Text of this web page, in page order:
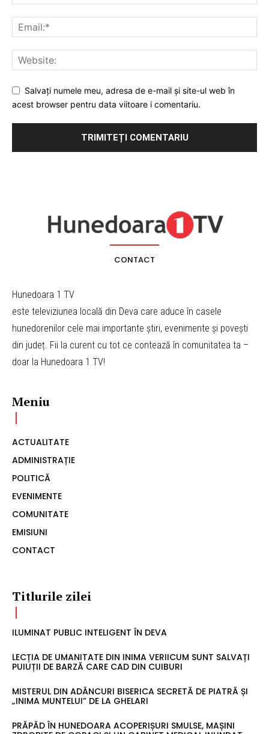
Salvați numele meu, adresa de e-mail și site-ul web în
acest browser pentru data viitoare i comentariu.
CONTACT
Hunedoara 1 TV
este televiziunea locală din Deva care aduce în casele
hunedorenilor cele mai importante știri, evenimente și povești
din județ. Fii la curent cu tot ce contează în comunitatea ta –
doar la Hunedoara 1 TV!
Meniu
ACTUALITATE
ADMINISTRAȚIE
POLITICĂ
EVENIMENTE
COMUNITATE
EMISIUNI
CONTACT
Titlurile zilei
ILUMINAT PUBLIC INTELIGENT ÎN DEVA
LECȚIA DE UMANITATE DIN INIMA VERIICUM SUNT SALVAȚI
PUIUȚII DE BARZĂ CARE CAD DIN CUIBURI
MISTERUL DIN ADÂNCURI BISERICA SECRETĂ DE PIATRĂ ȘI
„INIMA MUNTELUI” DE LA GHELARI
PRĂPĂD ÎN HUNEDOARA ACOPERIȘURI SMULSE, MAȘINI